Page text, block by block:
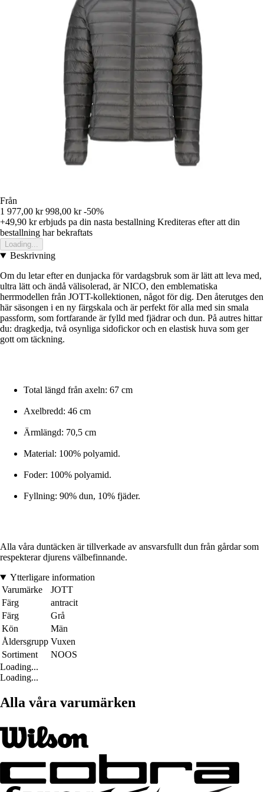
Från
1 977,00 kr 998,00 kr -50%
+49,90 krerbjuds pa din nasta bestallning Krediteras efter att din
bestallning har bekraftats
Loading...
Beskrivning
Om du letar efter en dunjacka för vardagsbruk som är lätt att leva med,
ultra lätt och ändå välisolerad, är NICO, den emblematiska
herrmodellen från JOTT-kollektionen, något för dig. Den återutges den
här säsongen i en ny färgskala och är perfekt för alla med sin smala
passform, som fortfarande är fylld med fjädrar och dun. På autres hittar
du: dragkedja, två osynliga sidofickor och en elastisk huva som ger
gott om täckning.
Total längd från axeln: 67 cm
Axelbredd: 46 cm
Ärmlängd: 70,5 cm
Material: 100% polyamid.
Foder: 100% polyamid.
Fyllning: 90% dun, 10% fjäder.
Alla våra duntäcken är tillverkade av ansvarsfullt dun från gårdar som
respekterar djurens välbefinnande.
Ytterligare information
Varumärke
JOTT
Färg
antracit
Färg
Grå
Kön
Män
Åldersgrupp Vuxen
Sortiment
NOOS
Loading...
Loading...
Alla våra varumärken